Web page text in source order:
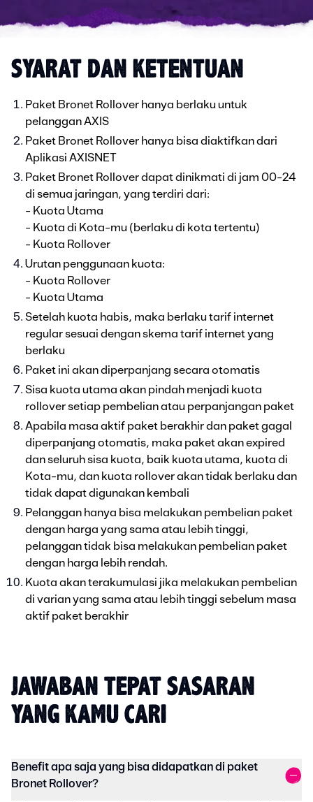
SYARAT DAN KETENTUAN
Paket Bronet Rollover hanya berlaku untuk
pelanggan AXIS
Paket Bronet Rollover hanya bisa diaktifkan dari
Aplikasi AXISNET
Paket Bronet Rollover dapat dinikmati di jam 00-24
di semua jaringan, yang terdiri dari:
- Kuota Utama
- Kuota di Kota-mu (berlaku di kota tertentu)
- Kuota Rollover
Urutan penggunaan kuota:
- Kuota Rollover
- Kuota Utama
Setelah kuota habis, maka berlaku tarif internet
regular sesuai dengan skema tarif internet yang
berlaku
Paket ini akan diperpanjang secara otomatis
Sisa kuota utama akan pindah menjadi kuota
rollover setiap pembelian atau perpanjangan paket
Apabila masa aktif paket berakhir dan paket gagal
diperpanjang otomatis, maka paket akan expired
dan seluruh sisa kuota, baik kuota utama, kuota di
Kota-mu, dan kuota rollover akan tidak berlaku dan
tidak dapat digunakan kembali
Pelanggan hanya bisa melakukan pembelian paket
dengan harga yang sama atau lebih tinggi,
pelanggan tidak bisa melakukan pembelian paket
dengan harga lebih rendah.
Kuota akan terakumulasi jika melakukan pembelian
di varian yang sama atau lebih tinggi sebelum masa
aktif paket berakhir
JAWABAN TEPAT SASARAN
YANG KAMU CARI
Benefit apa saja yang bisa didapatkan di paket
Bronet Rollover?